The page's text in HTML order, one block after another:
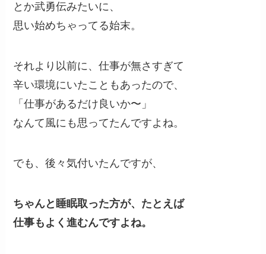
とか武勇伝みたいに、
思い始めちゃってる始末。
それより以前に、仕事が無さすぎて
辛い環境にいたこともあったので、
「仕事があるだけ良いか〜」
なんて風にも思ってたんですよね。
でも、後々気付いたんですが、
ちゃんと睡眠取った方が、たとえば
仕事もよく進むんですよね。